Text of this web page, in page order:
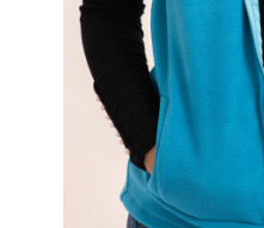
Halate medicale albe
Fuste, Sarafane
Sarafane Mira
Fuste medicale
Sarafane medicale
Veste, Jachete
Veste de lucru